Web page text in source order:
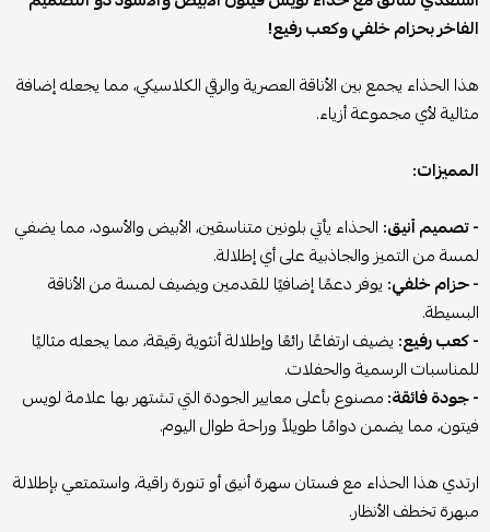
الفاخر بحزام خلفي وكعب رفيع!
هذا الحذاء يجمع بين الأناقة العصرية والرقي الكلاسيكي، مما يجعله إضافة
مثالية لأي مجموعة أزياء.
المميزات:
- تصميم أنيق: الحذاء يأتي بلونين متناسقين، الأبيض والأسود، مما يضفي
لمسة من التميز والجاذبية على أي إطلالة.
- حزام خلفي: يوفر دعمًا إضافيًا للقدمين ويضيف لمسة من الأناقة
البسيطة.
- كعب رفيع: يضيف ارتفاعًا رائعًا وإطلالة أنثوية رقيقة، مما يجعله مثاليًا
للمناسبات الرسمية والحفلات.
- جودة فائقة:مصنوع بأعلى معايير الجودة التي تشتهر بها علامة لويس
فيتون، مما يضمن دوامًا طويلاً وراحة طوال اليوم.
ارتدي هذا الحذاء مع فستان سهرة أنيق أو تنورة راقية، واستمتعي بإطلالة
مبهرة تخطف الأنظار.